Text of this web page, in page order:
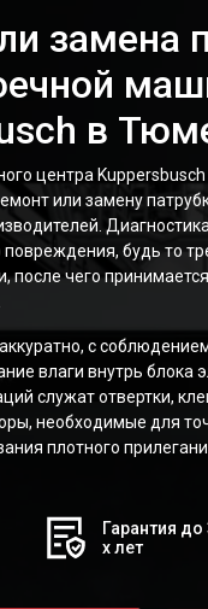
замена
в
центра
или замену
повреждения, будь то
после чего
с
влаги внутрь блока
служат отвертки,
необходимые для
плотного
Гарантия до
х лет